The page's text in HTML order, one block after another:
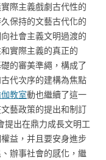
際主義戲劇古代性的
保持的文藝古代化的
社會主義文明過渡的
實際主義的真正的
的審美準繩，構成了
代次序的建構為焦點
教室動也繼續了這一
藝政策的提出和制訂
提出在鼎力成長文明工
益，并且要安身進步
辦事社會的感化，繼